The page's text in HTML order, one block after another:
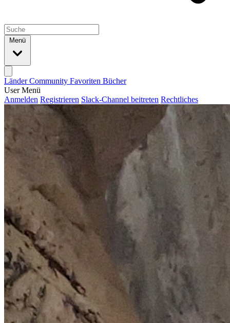
Menü
LänderCommunity Favoriten Bücher
User Menü
Anmelden Registrieren Slack-Channel beitreten Rechtliches